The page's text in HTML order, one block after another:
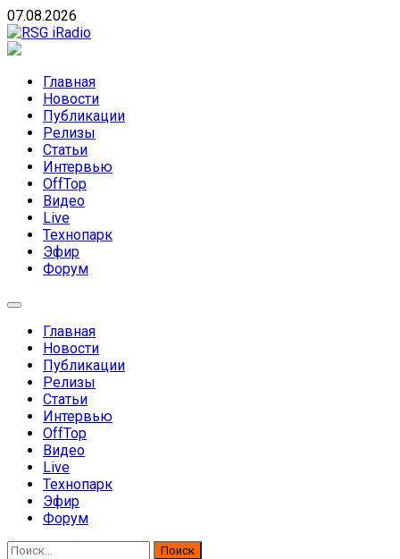
Skip
to
content
07.08.2026
направлений без возрастных ограничений
Главная
Новости
Публикации
Релизы
Статьи
Интервью
OffTop
Видео
Live
Технопарк
Эфир
Форум
Главная
Новости
Публикации
Релизы
Статьи
Интервью
OffTop
Видео
Live
Технопарк
Эфир
Форум
Найти: